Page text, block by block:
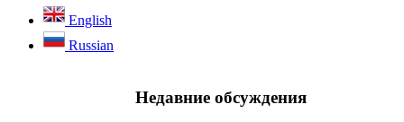
English
Russian
Недавние обсуждения